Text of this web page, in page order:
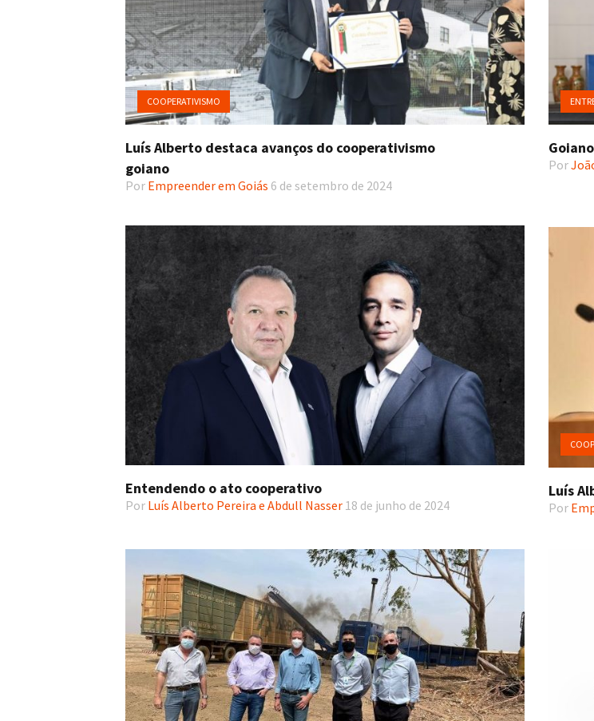
COOPERATIVISMO
Luís Alberto destaca avanços do cooperativismo
goiano
Por Empreender em Goiás 6 de setembro de 2024
Por
Entendendo o ato cooperativo
Por Luís Alberto Pereira e Abdull Nasser 18 de junho de 2024
Luís
Por